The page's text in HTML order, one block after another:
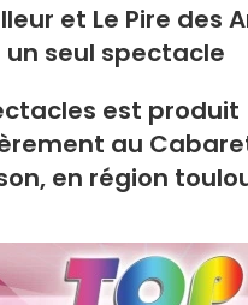
et Le Pire des
un seul spectacle
est produit
au
en région